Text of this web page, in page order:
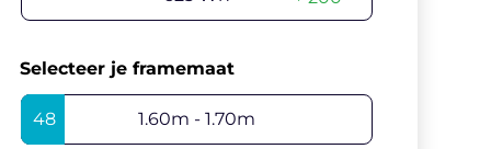
Selecteer je framemaat
48 1.60m - 1.70m